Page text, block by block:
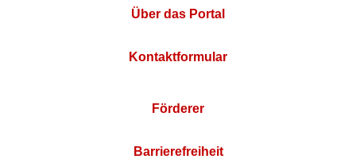
Über das Portal
Kontaktformular
Förderer
Barrierefreiheit